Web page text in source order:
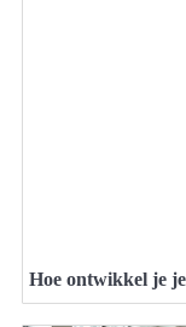
Hoe ontwikkel je